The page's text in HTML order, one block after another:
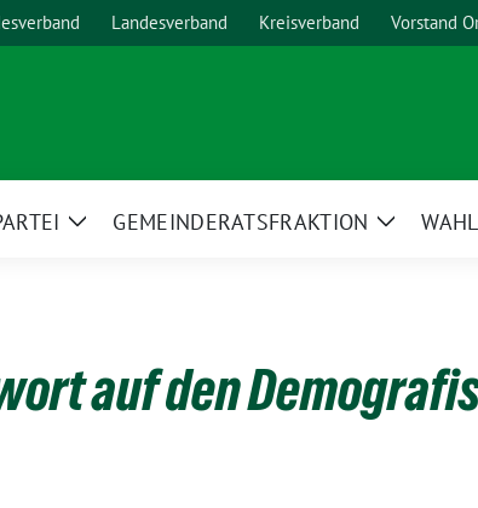
Landesverband Kreisverband Vorstand
ZeigeGEMEINDERATSFRAKTION
Zeige
auf den